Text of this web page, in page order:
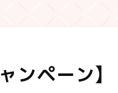
八代
ンペーン】